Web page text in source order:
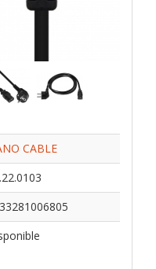
CABLE